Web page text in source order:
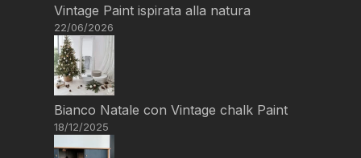
Vintage Paint ispirata alla natura
22/06/2026
Bianco Natale con Vintage chalk Paint
18/12/2025